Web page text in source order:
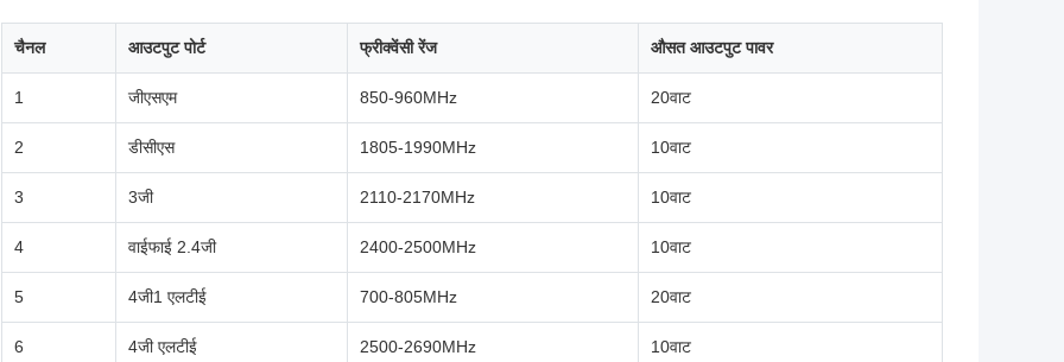
चैनल आउटपुट पोर्ट फ्रीक्वेंसी रेंज औसत आउटपुट पावर
1 जीएसएम 850-960MHz 20वाट
2 डीसीएस 1805-1990MHz 10वाट
3 3जी 2110-2170MHz 10वाट
4 वाईफाई 2.4जी 2400-2500MHz 10वाट
5 4जी1 एलटीई 700-805MHz 20वाट
6 4जी एलटीई 2500-2690MHz 10वाट